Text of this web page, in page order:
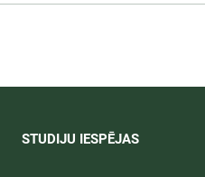
STUDIJU IESPĒJAS